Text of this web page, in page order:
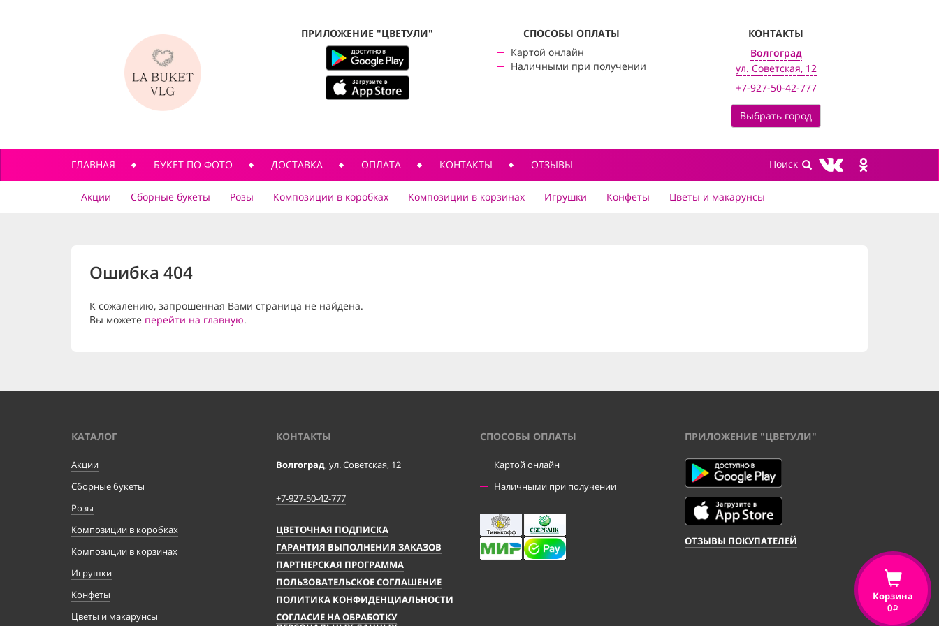
ПРИЛОЖЕНИЕ "ЦВЕТУЛИ"
CПОСОБЫ ОПЛАТЫ
Картой онлайн
Наличными при получении
КОНТАКТЫ
Волгоград
ул. Советская, 12
+7-927-50-42-777
Выбрать город
ГЛАВНАЯ БУКЕТ ПО ФОТО ДОСТАВКА ОПЛАТА КОНТАКТЫ ОТЗЫВЫ
Акции Сборные букеты Розы Композиции в коробках Композиции в корзинах Игрушки Конфеты Цветы и макарунсы
Ошибка 404
К сожалению, запрошенная Вами страница не найдена.
Вы можете перейти на главную.
КАТАЛОГ
Акции
Сборные букеты
Розы
Композиции в коробках
Композиции в корзинах
Игрушки
Конфеты
Цветы и макарунсы
КОНТАКТЫ
Волгоград, ул. Советская, 12
+7-927-50-42-777
ЦВЕТОЧНАЯ ПОДПИСКА
ГАРАНТИЯ ВЫПОЛНЕНИЯ ЗАКАЗОВ
ПАРТНЕРСКАЯ ПРОГРАММА
ПОЛЬЗОВАТЕЛЬСКОЕ СОГЛАШЕНИЕ
ПОЛИТИКА КОНФИДЕНЦИАЛЬНОСТИ
СОГЛАСИЕ НА ОБРАБОТКУ
CПОСОБЫ ОПЛАТЫ
Картой онлайн
Наличными при получении
ПРИЛОЖЕНИЕ "ЦВЕТУЛИ"
ОТЗЫВЫ ПОКУПАТЕЛЕЙ
Корзина
0i